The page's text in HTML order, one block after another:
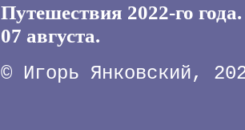
Путешествия 2022-го
07 августа.
© Игорь Янковский,